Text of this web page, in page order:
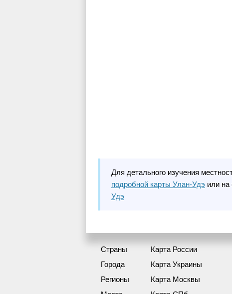
Для детального изучения
подробной карты Улан-Удэ или на
Удэ
Страны
Города
Регионы
Карта России
Карта Украины
Карта Москвы